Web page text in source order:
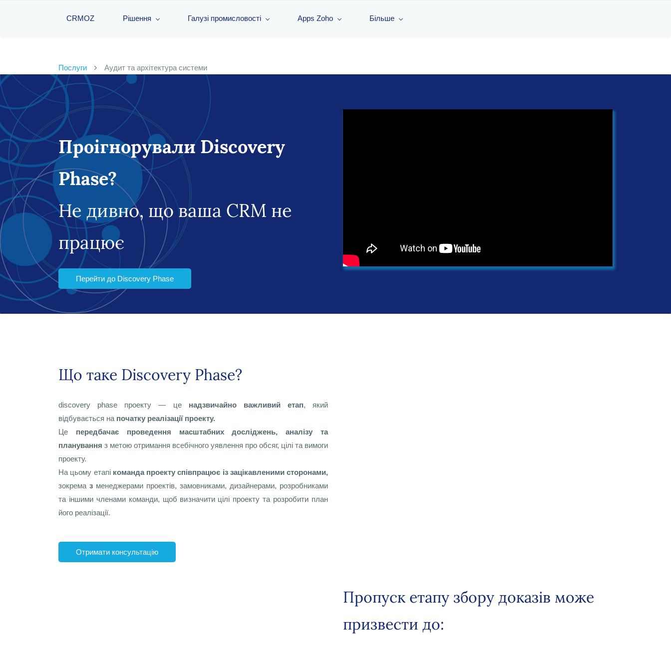
CRMOZ Рішення Галузі промисловості Apps Zoho Більше
Послуги Аудит та архітектура системи
Проігнорували Discovery
Phase?
Не дивно, що ваша CRM не
працює
Перейти до Discovery Phase
Що таке Discovery Phase?
discovery phase проекту — ценадзвичайно важливий етап, який
відбувається на початку реалізації проекту.
Це передбачає проведення масштабних досліджень, аналізу та
планування з метою отримання всебічного уявлення про обсяг, цілі та вимоги
проекту.
На цьому етапі команда проекту співпрацює із зацікавленими сторонами,
зокрема з менеджерами проектів, замовниками, дизайнерами, розробниками
та іншими членами команди, щоб визначити цілі проекту та розробити план
його реалізації.
Отримати консультацію
Пропуск етапу збору доказів може
призвести до: